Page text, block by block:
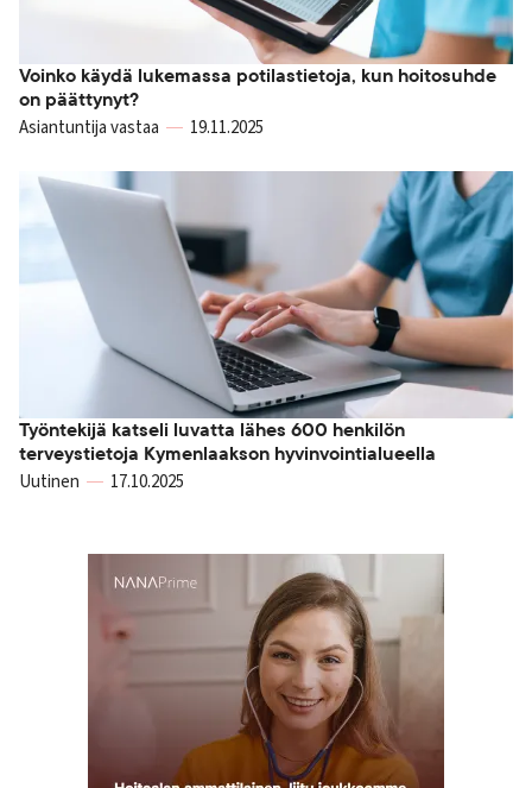
Voinko käydä lukemassa potilastietoja, kun hoitosuhde
on päättynyt?
Asiantuntija vastaa 19.11.2025
Työntekijä katseli luvatta lähes 600 henkilön
terveystietoja Kymenlaakson hyvinvointialueella
Uutinen 17.10.2025